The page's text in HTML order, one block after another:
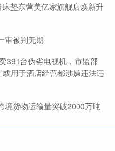
垫东营美亿家旗舰店焕新升
审被判无期
391台伪劣电视机，市监部
用于酒店经营都涉嫌违法违
境货物运输量突破2000万吨